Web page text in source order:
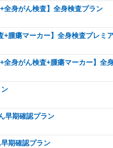
全身がん検査】全身検査プラン
腫瘍マーカー】全身検査プレミ
全身がん検査+腫瘍マーカー】全
早期確認プラン
期確認プラン